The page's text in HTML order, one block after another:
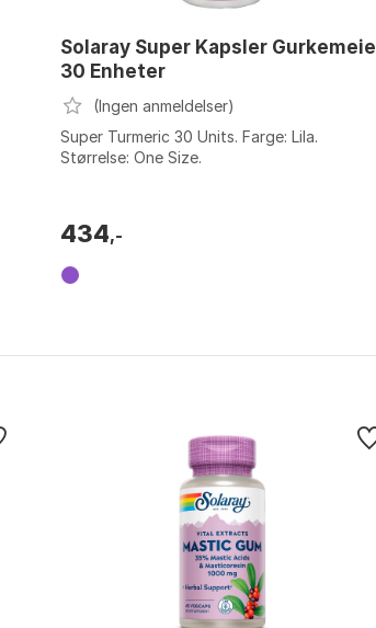
Solaray Super Kapsler Gurkemeie
30 Enheter
(Ingen anmeldelser)
Super Turmeric 30 Units. Farge: Lila.
Størrelse: One Size.
434,-